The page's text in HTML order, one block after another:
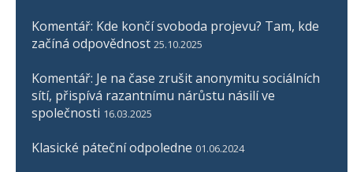
Komentář: Kde končí svoboda projevu? Tam, kde
začíná odpovědnost 25.10.2025
Komentář: Je na čase zrušit anonymitu sociálních
sítí, přispívá razantnímu nárůstu násilí ve
společnosti 16.03.2025
Klasické páteční odpoledne 01.06.2024